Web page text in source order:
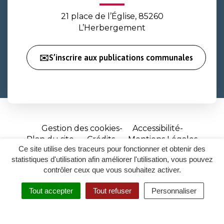
Ce site utilise des traceurs pour fonctionner et obtenir des
statistiques d'utilisation afin améliorer l'utilisation, vous pouvez
contrôler ceux que vous souhaitez activer.
Tout accepter Tout refuser Personnaliser
RECHERCHER
ACCESSIBILITÉ
21 place de l’Église, 85260
L’Herbergement
✉️S’inscrire aux publications communales
Gestion des cookies
Accessibilité
Plan du site
Crédits
Mentions Légales
Site
réalisé
par
Inovagora